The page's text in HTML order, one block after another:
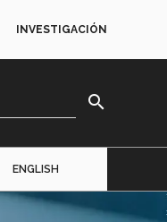
INVESTIGACIÓN
search
ENGLISH